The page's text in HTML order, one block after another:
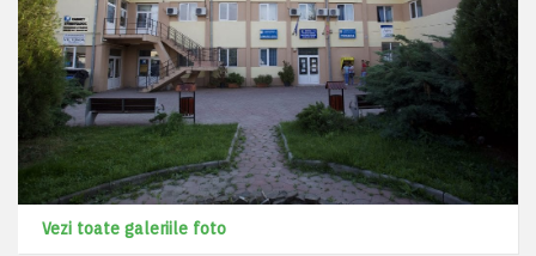
Vezi toate galeriile foto